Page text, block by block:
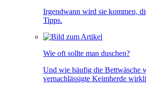
Irgendwann wird sie kommen,
Tipps.
Wie oft sollte man duschen?
Und wie häufig die Bettwäsche
vernachlässigte Keimherde